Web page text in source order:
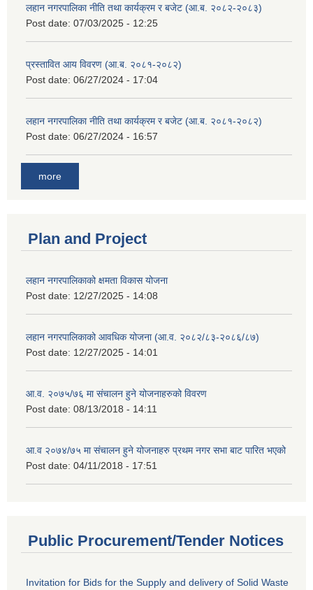
लहान नगरपालिका नीति तथा कार्यक्रम र बजेट (आ.ब. २०८२-२०८३)
Post date: 07/03/2025 - 12:25
प्रस्तावित आय विवरण (आ.ब. २०८१-२०८२)
Post date: 06/27/2024 - 17:04
लहान नगरपालिका नीति तथा कार्यक्रम र बजेट (आ.ब. २०८१-२०८२)
Post date: 06/27/2024 - 16:57
more
Plan and Project
लहान नगरपालिकाको क्षमता विकास योजना
Post date: 12/27/2025 - 14:08
लहान नगरपालिकाको आवधिक योजना (आ.व. २०८२/८३-२०८६/८७)
Post date: 12/27/2025 - 14:01
आ.व. २०७५/७६ मा संचालन हुने योजनाहरुको विवरण
Post date: 08/13/2018 - 14:11
आ.व २०७४/७५ मा संचालन हुने योजनाहरु प्रथम नगर सभा बाट पारित भएको
Post date: 04/11/2018 - 17:51
Public Procurement/Tender Notices
Invitation for Bids for the Supply and delivery of Solid Waste